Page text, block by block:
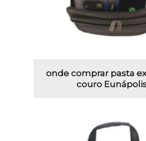
onde comprar pasta
couro